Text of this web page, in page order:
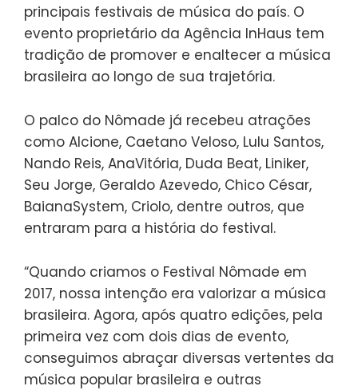
principais festivais de música do país. O
evento proprietário da Agência InHaus tem
tradição de promover e enaltecer a música
brasileira ao longo de sua trajetória.
O palco do Nômade já recebeu atrações
como Alcione, Caetano Veloso, Lulu Santos,
Nando Reis, AnaVitória, Duda Beat, Liniker,
Seu Jorge, Geraldo Azevedo, Chico César,
BaianaSystem, Criolo, dentre outros, que
entraram para a história do festival.
“Quando criamos o Festival Nômade em
2017, nossa intenção era valorizar a música
brasileira. Agora, após quatro edições, pela
primeira vez com dois dias de evento,
conseguimos abraçar diversas vertentes da
música popular brasileira e outras